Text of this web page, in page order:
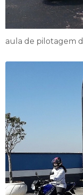
aula de pilotagem